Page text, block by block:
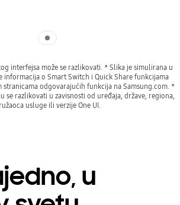
interfejsa može se razlikovati. * Slika je simulirana u
informacija o Smart Switch i Quick Share funkcijama
stranicama odgovarajućih funkcija na Samsung.com. *
se razlikovati u zavisnosti od uređaja, države, regiona,
usluge ili verzije One UI.
u